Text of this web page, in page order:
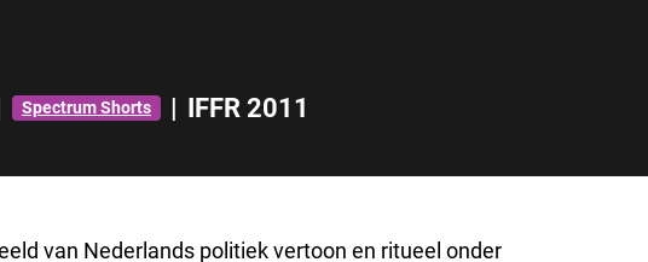
Spectrum Shorts | IFFR 2011
van Nederlands politiek vertoon en ritueel onder